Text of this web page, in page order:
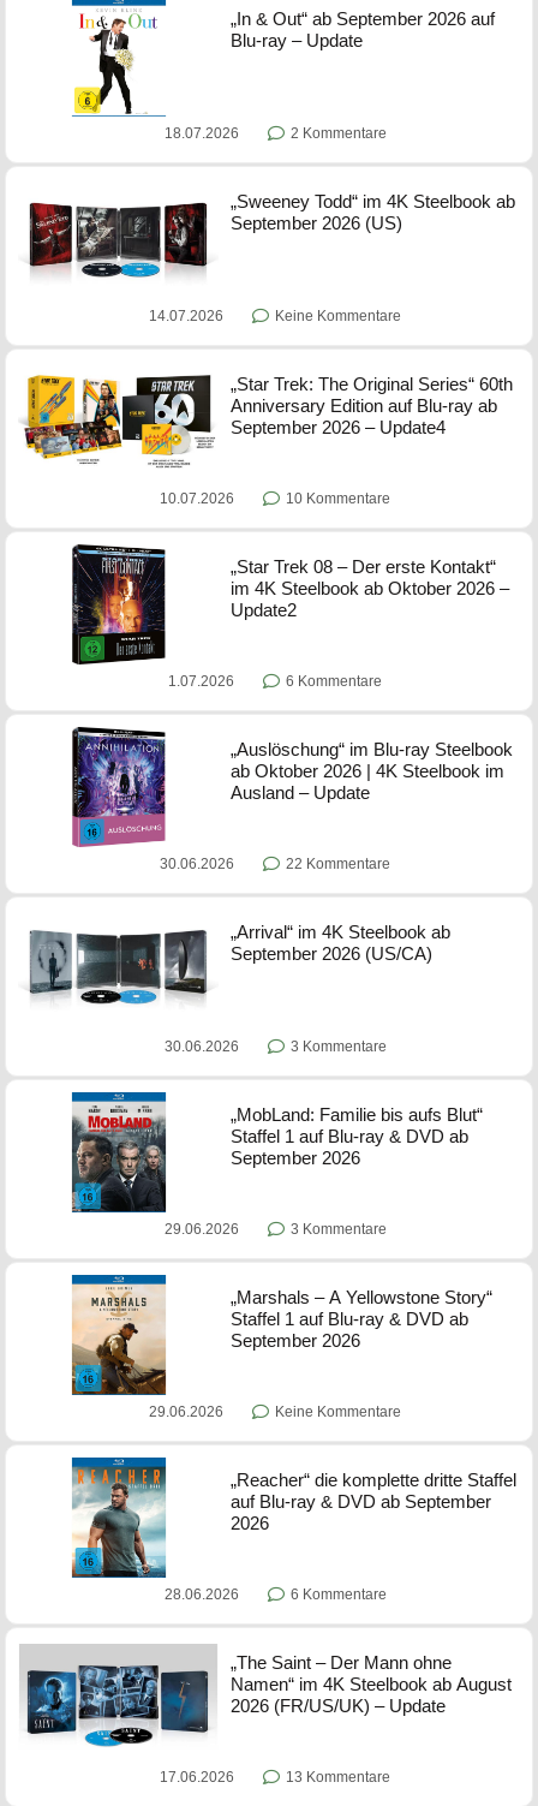
„In & Out“ ab September 2026 auf
Blu-ray – Update
18.07.2026 2 Kommentare
„Sweeney Todd“ im 4K Steelbook ab
September 2026 (US)
14.07.2026 Keine Kommentare
„Star Trek: The Original Series“ 60th
Anniversary Edition auf Blu-ray ab
September 2026 – Update4
10.07.2026 10 Kommentare
„Star Trek 08 – Der erste Kontakt“
im 4K Steelbook ab Oktober 2026 –
Update2
1.07.2026 6 Kommentare
„Auslöschung“ im Blu-ray Steelbook
ab Oktober 2026 | 4K Steelbook im
Ausland – Update
30.06.2026 22 Kommentare
„Arrival“ im 4K Steelbook ab
September 2026 (US/CA)
30.06.2026 3 Kommentare
„MobLand: Familie bis aufs Blut“
Staffel 1 auf Blu-ray & DVD ab
September 2026
29.06.2026 3 Kommentare
„Marshals – A Yellowstone Story“
Staffel 1 auf Blu-ray & DVD ab
September 2026
29.06.2026 Keine Kommentare
„Reacher“ die komplette dritte Staffel
auf Blu-ray & DVD ab September
2026
28.06.2026 6 Kommentare
„The Saint – Der Mann ohne
Namen“ im 4K Steelbook ab August
2026 (FR/US/UK) – Update
17.06.2026 13 Kommentare